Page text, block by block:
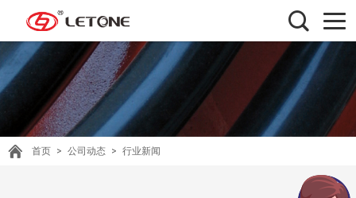
首页 > 公司动态 > 行业新闻